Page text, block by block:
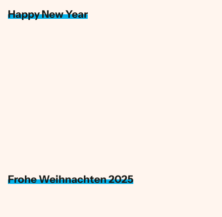
Happy New Year
Frohe Weihnachten 2025